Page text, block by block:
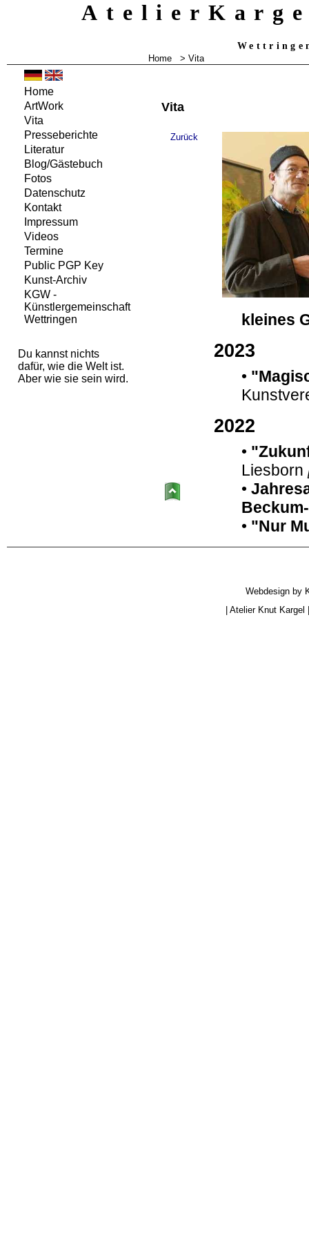
Home > Vita
Vita
Home
ArtWork
Vita
Presseberichte
Literatur
Blog/Gästebuch
Fotos
Datenschutz
Kontakt
Impressum
Videos
Termine
Public PGP Key
Kunst-Archiv
KGW -
Künstlergemeinschaft
Wettringen
Du kannst nichts
dafür, wie die Welt ist.
Aber wie sie sein wird.
Webdesign by
|Atelier Knut Kargel